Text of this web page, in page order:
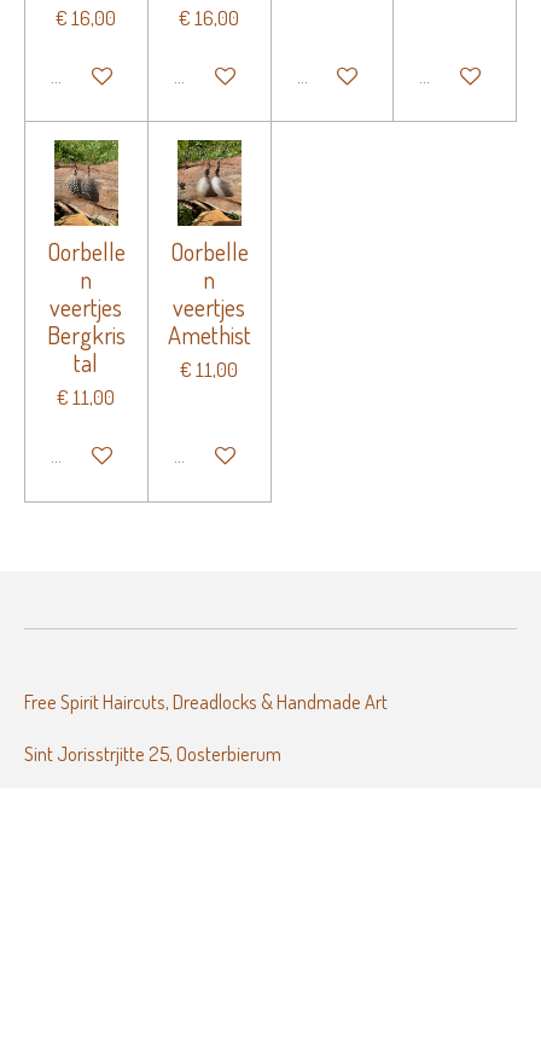
€ 16,00
In winkelwagen
€ 16,00
In winkelwagen In winkelwagen In winkelwagen
Oorbelle
n
veertjes
Bergkris
tal
€ 11,00
In winkelwagen
Oorbelle
n
veertjes
Amethist
€ 11,00
In winkelwagen
Free Spirit Haircuts, Dreadlocks & Handmade Art
Sint Jorisstrjitte 25, Oosterbierum